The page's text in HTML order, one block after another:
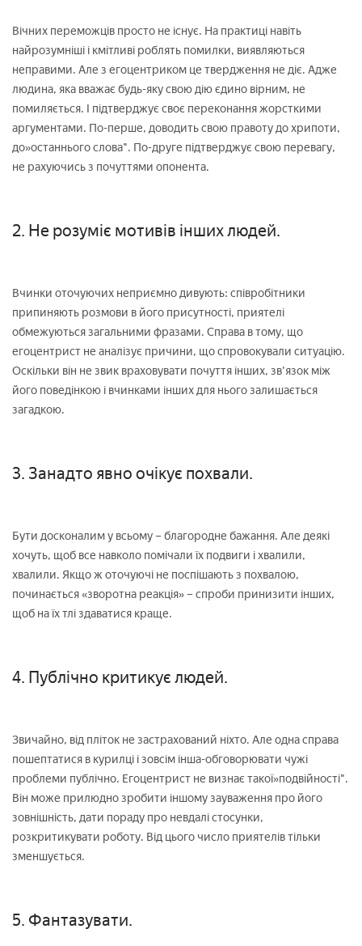
Вічних переможців просто не існує. На практиці навіть
найрозумніші і кмітливі роблять помилки, виявляються
неправими. Але з егоцентриком це твердження не діє. Адже
людина, яка вважає будь-яку свою дію єдино вірним, не
помиляється. І підтверджує своє переконання жорсткими
аргументами. По-перше, доводить свою правоту до хрипоти,
до»останнього слова". По-друге підтверджує свою перевагу,
не рахуючись з почуттями опонента.
2. Не розуміє мотивів інших людей.
Вчинки оточуючих неприємно дивують: співробітники
припиняють розмови в його присутності, приятелі
обмежуються загальними фразами. Справа в тому, що
егоцентрист не аналізує причини, що спровокували ситуацію.
Оскільки він не звик враховувати почуття інших, зв'язок між
його поведінкою і вчинками інших для нього залишається
загадкою.
3. Занадто явно очікує похвали.
Бути досконалим у всьому – благородне бажання. Але деякі
хочуть, щоб все навколо помічали їх подвиги і хвалили,
хвалили. Якщо ж оточуючі не поспішають з похвалою,
починається «зворотна реакція» – спроби принизити інших,
щоб на їх тлі здаватися краще.
4. Публічно критикує людей.
Звичайно, від пліток не застрахований ніхто. Але одна справа
пошептатися в курилці і зовсім інша-обговорювати чужі
проблеми публічно. Егоцентрист не визнає такої»подвійності".
Він може прилюдно зробити іншому зауваження про його
зовнішність, дати пораду про невдалі стосунки,
розкритикувати роботу. Від цього число приятелів тільки
зменшується.
5. Фантазувати.